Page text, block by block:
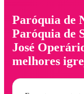
Paróquia de
Paróquia de
José
melhores